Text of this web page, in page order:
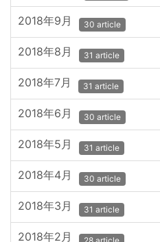
2018年9月 30 article
2018年8月 31 article
2018年7月 31 article
2018年6月 30 article
2018年5月 31 article
2018年4月 30 article
2018年3月 31 article
2018年2月